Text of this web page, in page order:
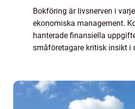
Bokföring är livsnerven i
ekonomiska management.
hanterade finansiella
småföretagare kritisk insikt i